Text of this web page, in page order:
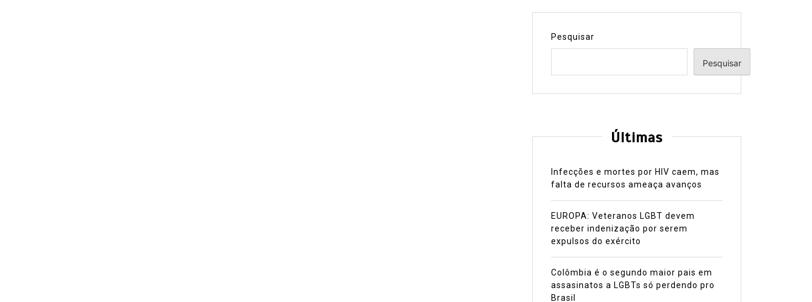
Pesquisar
Pesquisar
Últimas
Infecções e mortes por HIV caem, mas
falta de recursos ameaça avanços
EUROPA: Veteranos LGBT devem
receber indenização por serem
expulsos do exército
Colômbia é o segundo maior pais em
assasinatos a LGBTs só perdendo pro
Brasil